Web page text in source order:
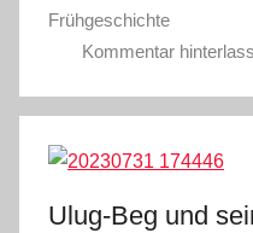
Frühgeschichte
Kommentar
Ulug-Beg und